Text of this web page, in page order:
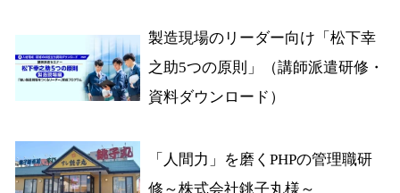
製造現場のリーダー向け「松下幸
之助5つの原則」（講師派遣研修・
資料ダウンロード）
「人間力」を磨くPHPの管理職研
修～株式会社銚子丸様～